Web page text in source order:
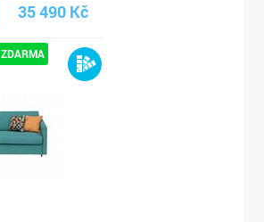
35 490 Kč
59 150 Kč